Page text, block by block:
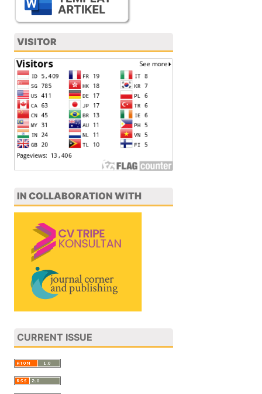
VISITOR
IN COLLABORATION WITH
CURRENT ISSUE